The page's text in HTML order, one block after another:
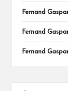
Fernand
Fernand
Fernand